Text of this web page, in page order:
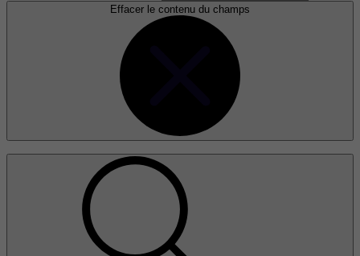
Effacer le contenu du champs